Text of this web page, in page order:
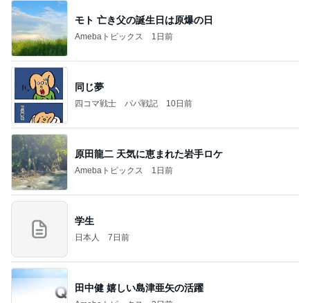
モト 亡き父の誕生日は原爆の日
Amebaトピックス 1日前
同じ夢
四コマ戦士 パパ戦記 10日前
原田龍二 天気に恵まれた岩手ロケ
Amebaトピックス 1日前
学生
日本人 7日前
田中健 嬉しい島津亜矢の活躍